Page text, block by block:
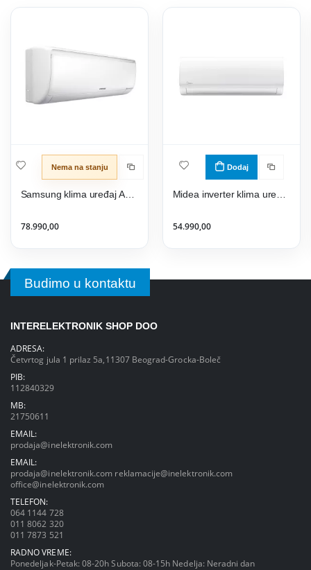
Nema na stanju
Samsung klima uređaj AR18RXFPEWQEU
78.990,00
Dodaj
Midea inverter klima uređaj MSAGBU-12HRFN8-QRD1GW
54.990,00
Budimo u kontaktu
INTERELEKTRONIK SHOP DOO
ADRESA:
Četvrtog jula 1 prilaz 5a,11307 Beograd-Grocka-Boleč
PIB:
112840329
MB:
21750611
EMAIL:
prodaja@inelektronik.com
EMAIL:
prodaja@inelektronik.com reklamacije@inelektronik.com
office@inelektronik.com
TELEFON:
064 1144 728
011 8062 320
011 7873 521
RADNO VREME:
Ponedeljak-Petak: 08-20h Subota: 08-15h Nedelja: Neradni dan